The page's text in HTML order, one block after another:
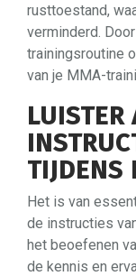
rusttoestand,
verminderd.
trainingsroutine
van je MMA-
LUISTER
TIJDENS
Het is van
de instructies
het beoefenen
de kennis en